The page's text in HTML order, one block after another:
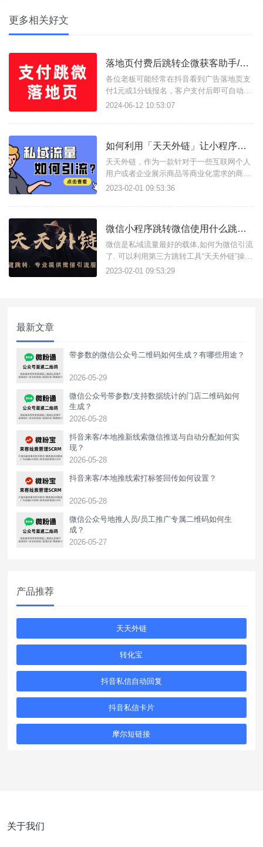
更多相关好文
落地页付费后跳转企微获客助手/小程序/客服引流加粉如何实现？
各位老板可能经常在抖音看到广告落地页支
付1元或1分钱报名，客户支付后即可自动拉
起企业微信获客助手，微信小程序展示二维
么他们是如何实现的呢？这样的落地页有什
一、付费后跳转落地页的优势与作用付费落
地页最大的优势在于筛选目标客
2024-06-12 10:53:07
如何利用「天天外链」让小程序跳转app?
天天外链，作为一款针对于一些互联网个人
用户或者企业展示商品等商业化需求的商家
而研发的“推广神器”。付出了相比较同行业
人才，资金与心血，力争在转化率，稳定
2023-02-01 09:53:36
微信小程序跳转微信使用什么跳转工具比较好？
微信是私域流量最好的载体,如何为微信引流
了. 可以利用第三方跳转工具“天天外链”操
作.
2023-02-01 09:53:29
最新文章
带参数的微信公众号二维码如何生成？有哪些用途？
2026-05-29
微信公众号带参数/支持数据统计的门店二维码如何
生成？
2026-05-28
抖音来客/本地推新线索微信推送与自动分配如何实
现？
2026-05-28
抖音来客/本地推线索打标签回传如何设置？
2026-05-28
‌微信公众号地推人员/员工推广专属二维码如何生
成？
2026-05-27
产品推荐
天天外链
转化宝
抖音私信自动回复
抖音私信卡片
摩尔短链接
关于我们